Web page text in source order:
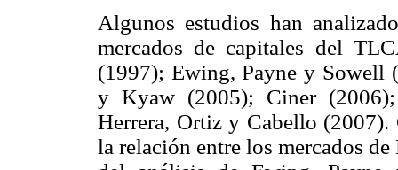
Algunos estudios han
mercados de capitales del
(1997); Ewing, Payne y Sowell
y Kyaw (2005); Ciner
Herrera, Ortiz y Cabello
la relación entre los mercados